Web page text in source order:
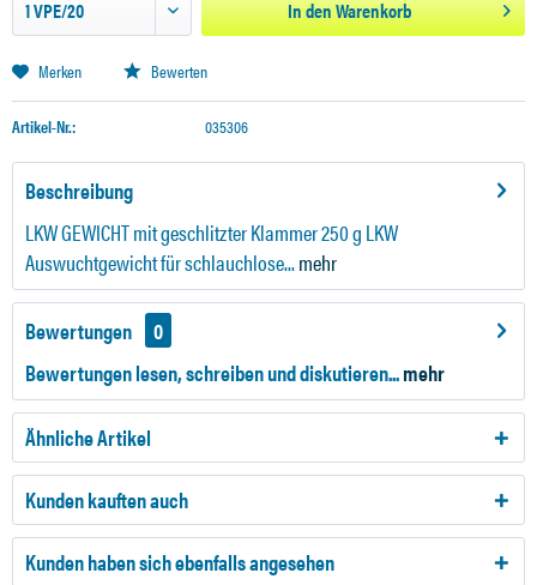
In denWarenkorb
Merken Bewerten
Artikel-Nr.: 035306
Beschreibung
LKW GEWICHT mit geschlitzter Klammer 250 g LKW
Auswuchtgewicht für schlauchlose...mehr
Bewertungen
0
Bewertungen lesen, schreiben und diskutieren...mehr
Ähnliche Artikel
Kunden kauften auch
Kunden haben sich ebenfalls angesehen